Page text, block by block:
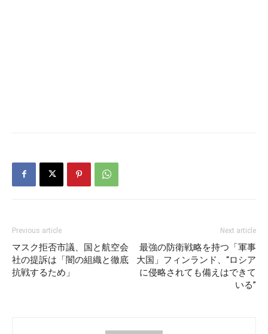
Previous article
マスク拒否市議、国と航空会
社の提訴は「闇の組織と徹底
抗戦するため」
Next article
最強の防衛戦略を持つ「軍事
大国」フィンランド、“ロシア
に侵略されても備えはできて
いる”